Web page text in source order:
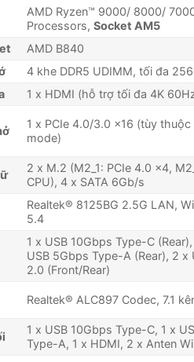
AMD Ryzen™ 9000/ 8000/
Processors, Socket AM5
AMD B840
4 khe DDR5 UDIMM, tối đa
1 x HDMI (hỗ trợ tối đa 4K
1 x PCIe 4.0/3.0 x16 (tùy
mode)
2 x M.2 (M2_1: PCIe 4.0 x4,
CPU), 4 x SATA 6Gb/s
Realtek® 8125BG 2.5G LAN,
5.4
1 x USB 10Gbps Type-C
USB 5Gbps Type-A (Rear), 2
2.0 (Front/Rear)
Realtek® ALC897 Codec, 7.1
1 x USB 10Gbps Type-C, 1 x
Type-A, 1 x HDMI, 2 x Anten